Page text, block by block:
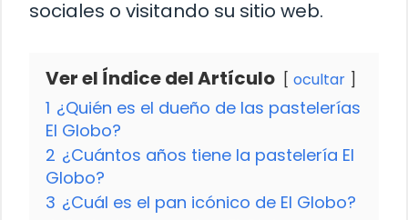
sociales o visitando su sitio web.
Ver el Índice del Artículo ocultar
1 ¿Quién es el dueño de las pastelerías
El Globo?
2 ¿Cuántos años tiene la pastelería El
Globo?
3 ¿Cuál es el pan icónico de El Globo?